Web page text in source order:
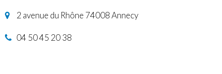
2 avenue du Rhône 74008 Annecy
04 50 45 20 38